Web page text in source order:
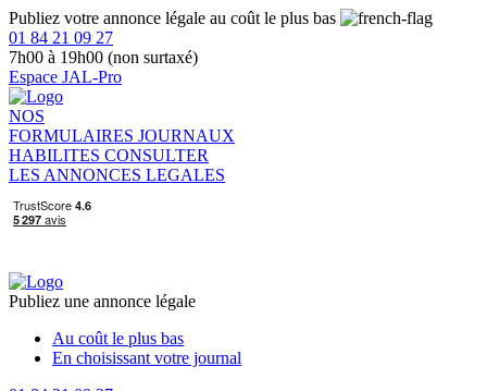
Publiez votre annonce légale au coût le plus bas
01 84 21 09 27
7h00 à 19h00 (non surtaxé)
Espace JAL-Pro
NOS
FORMULAIRES JOURNAUX
HABILITES CONSULTER
LES ANNONCES LEGALES
Publiez une annonce légale
Au coût le plus bas
En choisissant votre journal